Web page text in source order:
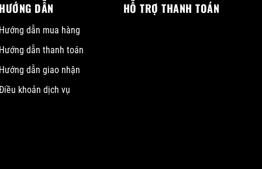
HƯỚNG DẪN
Hướng dẫn mua hàng
Hướng dẫn thanh toán
Hướng dẫn giao nhận
khoản dịch vụ
HỖ TRỢ THANH TOÁN